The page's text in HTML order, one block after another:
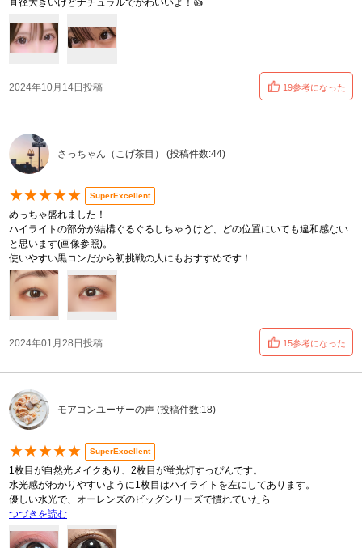
直径大きいけどナチュラルでかわいいよ！👍
2024年10月14日投稿 19参考になった
さっちゃん（こげ茶目） (投稿件数:44)
★★★★★ SuperExcellent
めっちゃ盛れました！
ハイライトの部分が結構ぐるぐるしちゃうけど、どの位置にいても違和感ない
と思います(画像参照)。
使いやすい黒コンだから初挑戦の人にもおすすめです！
2024年01月28日投稿 15参考になった
モアコンユーザーの声 (投稿件数:18)
★★★★★ SuperExcellent
1枚目が自然光メイクあり、2枚目が蛍光灯すっぴんです。
水光感がわかりやすいように1枚目はハイライトを左にしてあります。
優しい水光で、オーレンズのビッグシリーズで慣れていたら
つづきを読む